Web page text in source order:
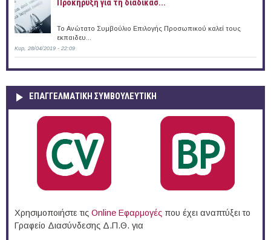
Προκήρυξη για τη διαδικασ...
Το Ανώτατο Συμβούλιο Επιλογής Προσωπικού καλεί τους
εκπαιδευ...
Κυρ, 28/04/2019 - 22:09
ΕΠΑΓΓΕΛΜΑΤΙΚΉ ΣΥΜΒΟΥΛΕΥΤΙΚΉ
Χρησιμοποιήστε τις Online Eφαρμογές που έχει αναπτύξει το
Γραφείο Διασύνδεσης Δ.Π.Θ. για